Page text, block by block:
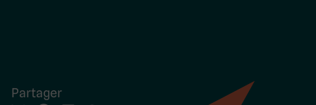
Partager